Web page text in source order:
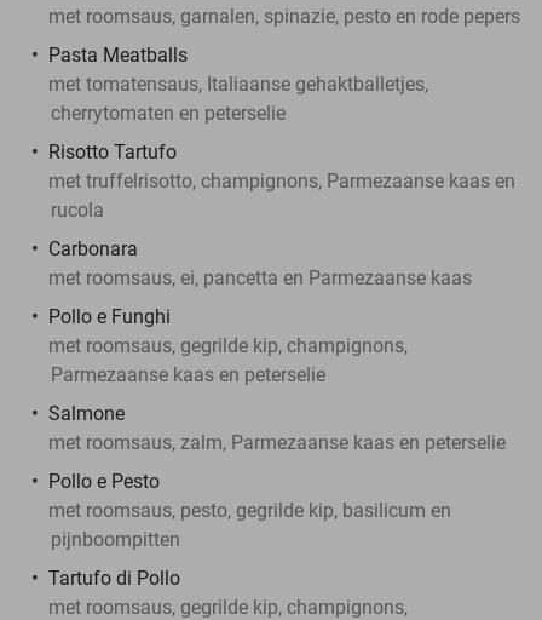
met roomsaus, garnalen, spinazie, pesto en rode pepers
Pasta Meatballs
met tomatensaus, Italiaanse gehaktballetjes,
cherrytomaten en peterselie
Risotto Tartufo
met truffelrisotto, champignons, Parmezaanse kaas en
rucola
Carbonara
met roomsaus, ei, pancetta en Parmezaanse kaas
Pollo e Funghi
met roomsaus, gegrilde kip, champignons,
Parmezaanse kaas en peterselie
Salmone
met roomsaus, zalm, Parmezaanse kaas en peterselie
Pollo e Pesto
met roomsaus, pesto, gegrilde kip, basilicum en
pijnboompitten
Tartufo di Pollo
met roomsaus, gegrilde kip, champignons,